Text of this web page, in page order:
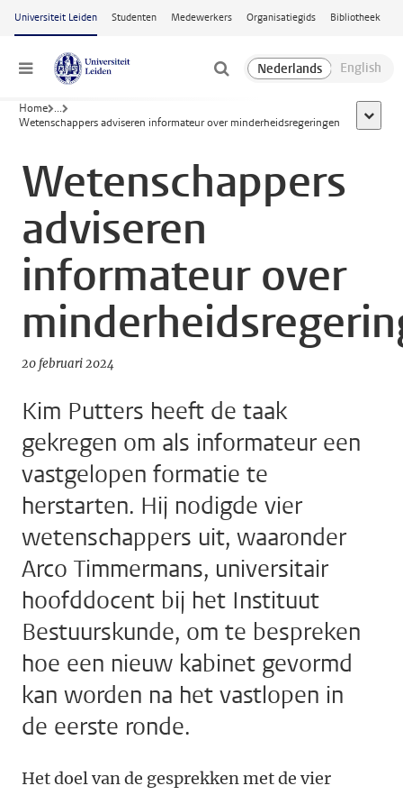
Ga naar hoofdinhoud
Universiteit Leiden Studenten Medewerkers Organisatiegids Bibliotheek
Menu
Home ...
Wetenschappers adviseren informateur over minderheidsregeringen
toon
Wetenschappers
adviseren
informateur over
20 februari 2024
Kim Putters heeft de taak
gekregen om als informateur een
vastgelopen formatie te
herstarten. Hij nodigde vier
wetenschappers uit, waaronder
Arco Timmermans, universitair
hoofddocent bij het Instituut
Bestuurskunde, om te bespreken
hoe een nieuw kabinet gevormd
kan worden na het vastlopen in
de eerste ronde.
Het doel van de gesprekken met de vier